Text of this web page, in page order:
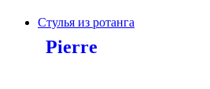
Стулья из ротанга
Pierre